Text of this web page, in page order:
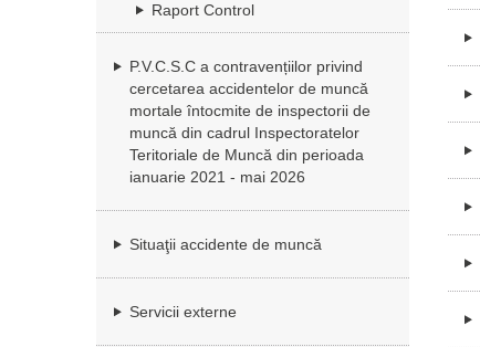
Raport Control
P.V.C.S.C a contravențiilor privind
cercetarea accidentelor de muncă
mortale întocmite de inspectorii de
muncă din cadrul Inspectoratelor
Teritoriale de Muncă din perioada
ianuarie 2021 - mai 2026
Situaţii accidente de muncă
Servicii externe